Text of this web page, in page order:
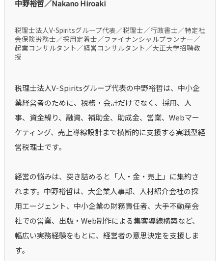
中野裕哲／Nakano Hiroaki
税理士法人V-Spiritsグループ代表／税理士／行政書士／特定社
会保険労務士／採用定着士／ファイナンシャルプランナー／
起業コンサルタント／経営コンサルタント／大正大学招聘教
授
税理士法人V-Spiritsグループ代表の中野裕哲は、中小企
業経営者のために、税務・会計だけでなく、採用、人
事、資金繰り、融資、補助金、助成金、営業、Webマー
ケティング、売上導線設計まで横断的に支援する実戦型経
営税理士です。
経営の悩みは、突き詰めると「人・金・売上」に集約さ
れます。中野裕哲は、大企業人事部、人材紹介会社の採
用エージェント、中小企業の財務責任者、大手不動産会
社での営業、出版・Web制作による集客導線構築など、
幅広い実務経験をもとに、経営者の意思決定を支援しま
す。